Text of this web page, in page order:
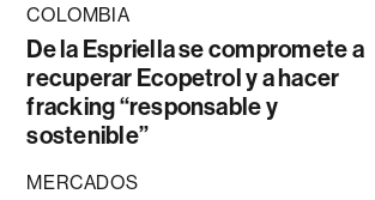
COLOMBIA
De la Espriella se compromete a
recuperar Ecopetrol y a hacer
fracking “responsable y
sostenible”
MERCADOS